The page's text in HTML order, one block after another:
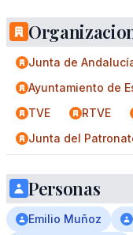
Junta de
Ayuntamiento de
TVE
RTVE
Junta del
Personas
Emilio Muñoz